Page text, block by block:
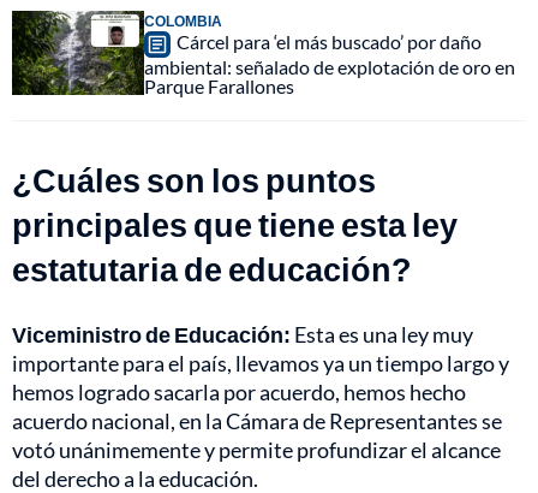
COLOMBIA
Cárcel para ‘el más buscado’ por daño
ambiental: señalado de explotación de oro en
Parque Farallones
¿Cuáles son los puntos
principales que tiene esta ley
estatutaria de educación?
Viceministro de Educación: Esta es una ley muy
importante para el país, llevamos ya un tiempo largo y
hemos logrado sacarla por acuerdo, hemos hecho
acuerdo nacional, en la Cámara de Representantes se
votó unánimemente y permite profundizar el alcance
del derecho a la educación.